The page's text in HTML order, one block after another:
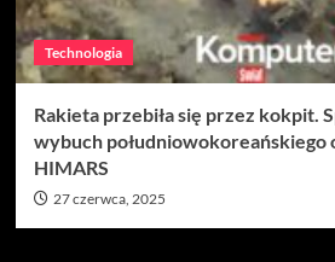
Technologia
Rakieta przebiła się przez kokpit.
wybuch południowokoreańskiego
HIMARS
27 czerwca, 2025